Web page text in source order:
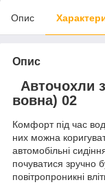
Опис
Опис
Авточохли
вовна) 02
Комфорт під час
них можна
автомобільні
почуватися зручно
повітропроникні